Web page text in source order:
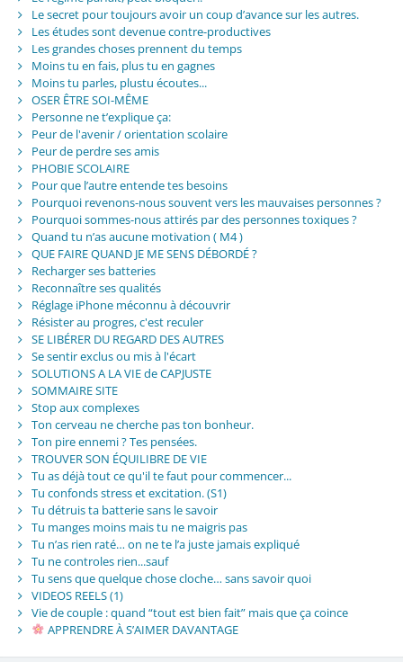
Le secret pour toujours avoir un coup d’avance sur les autres.
Les études sont devenue contre-productives
Les grandes choses prennent du temps
Moins tu en fais, plus tu en gagnes
Moins tu parles, plustu écoutes...
OSER ÊTRE SOI-MÊME
Personne ne t’explique ça:
Peur de l'avenir / orientation scolaire
Peur de perdre ses amis
PHOBIE SCOLAIRE
Pour que l’autre entende tes besoins
Pourquoi revenons-nous souvent vers les mauvaises personnes ?
Pourquoi sommes-nous attirés par des personnes toxiques ?
Quand tu n’as aucune motivation ( M4 )
QUE FAIRE QUAND JE ME SENS DÉBORDÉ ?
Recharger ses batteries
Reconnaître ses qualités
Réglage iPhone méconnu à découvrir
Résister au progres, c'est reculer
SE LIBÉRER DU REGARD DES AUTRES
Se sentir exclus ou mis à l'écart
SOLUTIONS A LA VIE de CAPJUSTE
SOMMAIRE SITE
Stop aux complexes
Ton cerveau ne cherche pas ton bonheur.
Ton pire ennemi ? Tes pensées.
TROUVER SON ÉQUILIBRE DE VIE
Tu as déjà tout ce qu'il te faut pour commencer...
Tu confonds stress et excitation. (S1)
Tu détruis ta batterie sans le savoir
Tu manges moins mais tu ne maigris pas
Tu n’as rien raté… on ne te l’a juste jamais expliqué
Tu ne controles rien...sauf
Tu sens que quelque chose cloche… sans savoir quoi
VIDEOS REELS (1)
Vie de couple : quand “tout est bien fait” mais que ça coince
APPRENDRE À S’AIMER DAVANTAGE